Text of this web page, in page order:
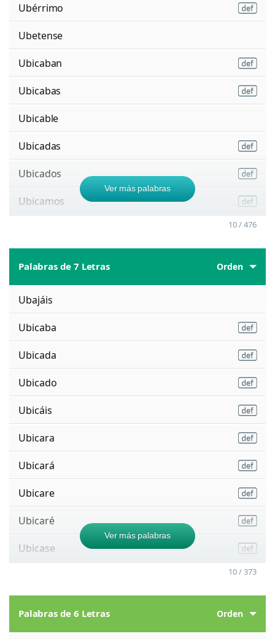
Ubérrimo
Ubetense
Ubicaban
Ubicabas
Ubicable
Ubicadas
Ubicados
Ubicamos
Ver más palabras
10 / 476
Palabras de 7 Letras Orden
Ubajáis
Ubicaba
Ubicada
Ubicado
Ubicáis
Ubicara
Ubicará
Ubicare
Ubicaré
Ubicase
Ver más palabras
10 / 373
Palabras de 6 Letras Orden